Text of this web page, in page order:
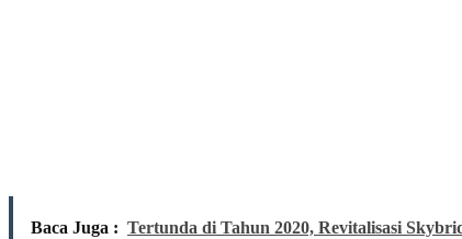
Baca Juga : Tertunda di Tahun 2020, Revitalisasi